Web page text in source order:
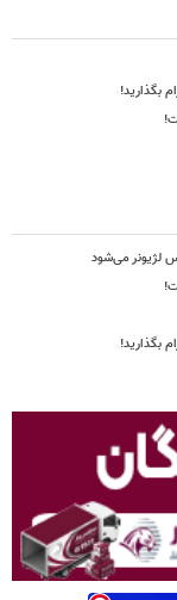
بگذارید!
لژیونر می‌شود
بگذارید!